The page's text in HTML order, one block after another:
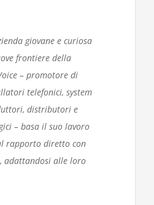
giovane e curiosa
frontiere della
– promotore di
telefonici, system
distributori e
– basa il suo lavoro
rapporto diretto con
adattandosi alle loro